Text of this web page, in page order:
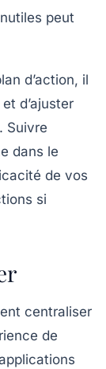
peut
d’action, il
d’ajuster
Suivre
dans le
de vos
si
centraliser
de